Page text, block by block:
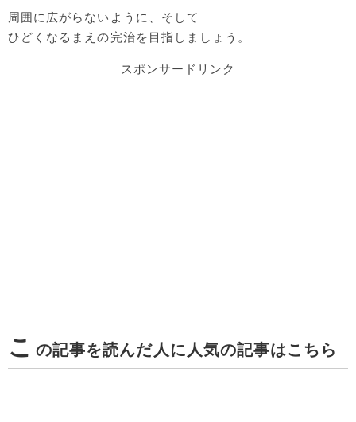
周囲に広がらないように、そして
ひどくなるまえの完治を目指しましょう。
スポンサードリンク
こ の記事を読んだ人に人気の記事はこちら